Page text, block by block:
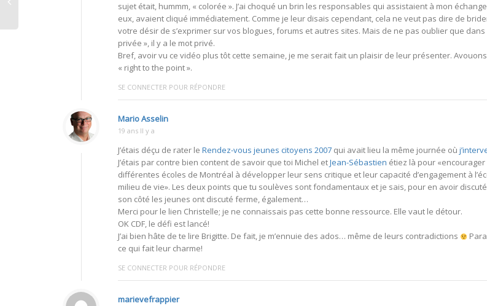
sujet était, hummm, « colorée ». J’ai choqué un brin les responsables qui assistaient à mon
eux, avaient cliqué immédiatement. Comme je leur disais cependant, cela ne veut pas dire de
votre désir de s’exprimer sur vos blogues, forums et autres sites. Mais de ne pas oublier que dans
privée », il y a le mot privé.
Bref, avoir vu ce vidéo plus tôt cette semaine, je me serait fait un plaisir de leur présenter.
« right to the point ».
SE CONNECTER POUR RÉPONDRE
Mario Asselin
19 ans Il y a
J’étais déçu de rater le Rendez-vous jeunes citoyens 2007 qui avait lieu la même journée où
J’étais par contre bien content de savoir que toi Michel etJean-Sébastien étiez là pour
différentes écoles de Montréal à développer leur sens critique et leur capacité d’engagement à
milieu de vie». Les deux points que tu soulèves sont fondamentaux et je sais, pour en avoir discuté
son côté les jeunes ont discuté ferme, également…
Merci pour le lien Christelle; je ne connaissais pas cette bonne ressource. Elle vaut le détour.
OK CDF, le défi est lancé!
J’ai bien hâte de te lire Brigitte. De fait, je m’ennuie des ados… même de leurs contradictions
ce qui fait leur charme!
SE CONNECTER POUR RÉPONDRE
marievefrappier